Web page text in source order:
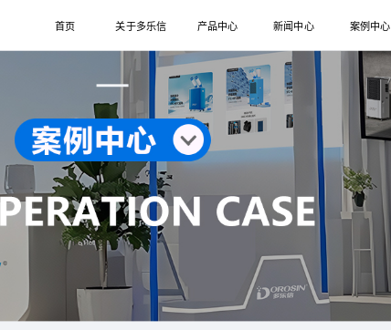
首页 关于多乐信 产品中心 新闻中心 案例中心